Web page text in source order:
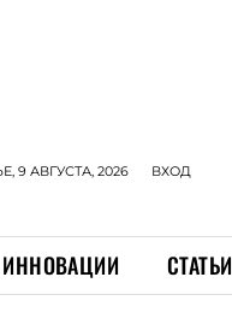
9 АВГУСТА, 2026 ВХОД
ИННОВАЦИИ СТАТЬИ